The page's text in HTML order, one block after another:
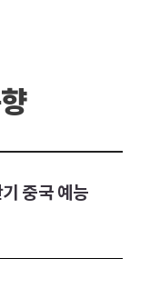
중국 예능